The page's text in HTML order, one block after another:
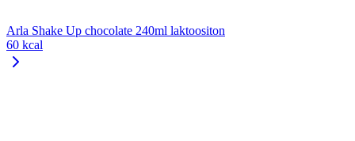
Arla Shake Up chocolate 240ml laktoositon
60 kcal